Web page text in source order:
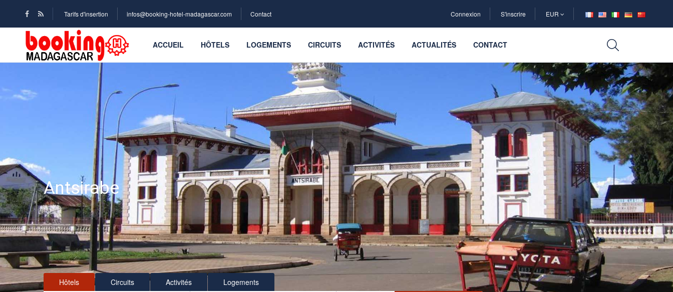
Tarifs d'insertion infos@booking-hotel-madagascar.com Contact Connexion S'inscrire EUR
ACCUEIL HÔTELS LOGEMENTS CIRCUITS ACTIVITÉS ACTUALITÉS CONTACT
Antsirabe
Hôtels Circuits Activités Logements